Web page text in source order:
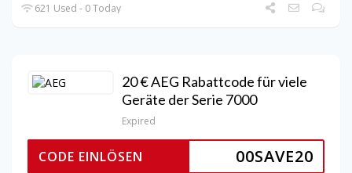
621 Used - 0 Today
20 € AEG Rabattcode für viele
Geräte der Serie 7000
Expired
00SAVE20
CODE EINLÖSEN